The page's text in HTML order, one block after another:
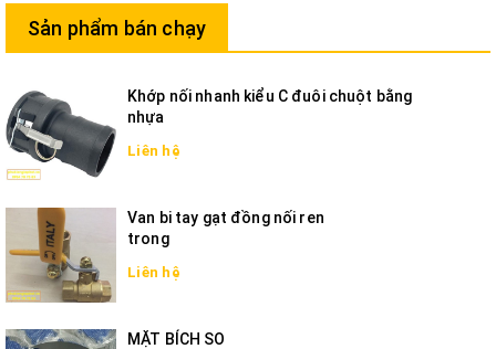
Sản phẩm bán chạy
Khớp nối nhanh kiểu C đuôi chuột bằng
nhựa
Liên hệ
Van bi tay gạt đồng nối ren
trong
Liên hệ
MẶT BÍCH SO